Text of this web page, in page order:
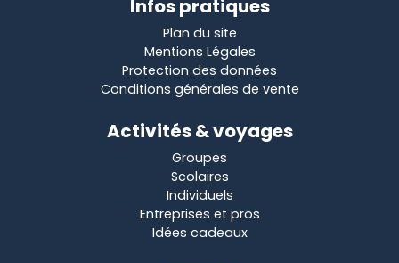
Infos pratiques
Plan du site
Mentions Légales
Protection des données
Conditions générales de vente
Activités & voyages
Groupes
Scolaires
Individuels
Entreprises et pros
Idées cadeaux